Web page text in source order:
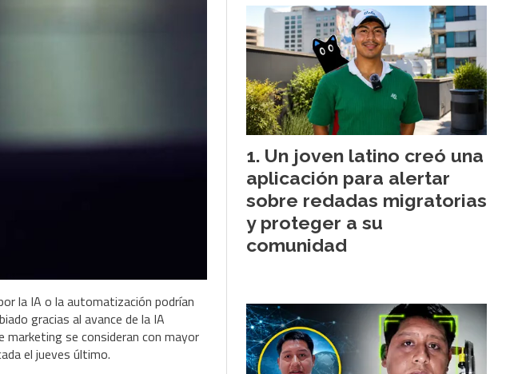
la IA o la automatización podrían
gracias al avance de la IA
marketing se consideran con mayor
el jueves último.
Un joven latino creó una
aplicación para alertar
sobre redadas migratorias
y proteger a su
comunidad